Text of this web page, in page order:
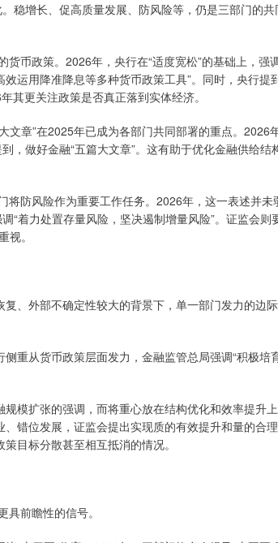
增长、促高质量发展、防风险等，仍是三部门的共
政策。2026年，央行在“适度宽松”的基础上，强
运用降准降息等多种货币政策工具”。同时，央行提
其更关注政策是否真正落到实体经济。
章”在2025年已成为各部门共同部署的重点。2026
，做好金融“五篇大文章”。这有助于优化金融供给结
防风险作为重要工作任务。2026年，这一表述并未
“着力处置存量风险，坚决遏制增量风险”。证监会则
视。
外部不确定性较大的背景下，单一部门发力的边
从货币政策层面发力，金融监管总局强调“积极培
扩张的强调，而将重心放在结构优化和效率提升
错位发展，证监会提出实现质的有效提升和量的合
目标分散甚至相互抵消的情况。
前瞻性的信号。